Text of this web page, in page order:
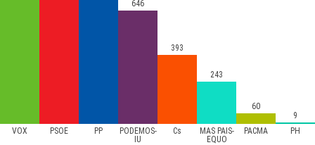
VOX PSOE PP
PODEMOS-
IU
Cs
MÁS PAÍS-
EQUO
PACMA PH
646
393
243
60
9